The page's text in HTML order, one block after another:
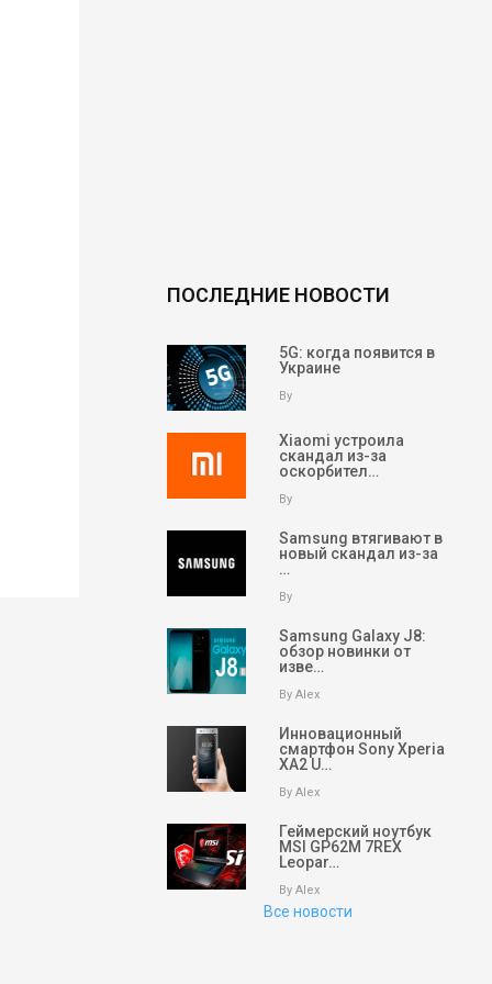
ПОСЛЕДНИЕ НОВОСТИ
5G: когда появится в
Украине
By
Xiaomi устроила
скандал из-за
оскорбител…
By
Samsung втягивают в
новый скандал из-за
…
By
Samsung Galaxy J8:
обзор новинки от
изве…
By Alex
Инновационный
смартфон Sony Xperia
XA2 U…
By Alex
Геймерский ноутбук
MSI GP62M 7REX
Leopar…
By Alex
Все новости
Вверх keyboard_arrow_up
Поиск